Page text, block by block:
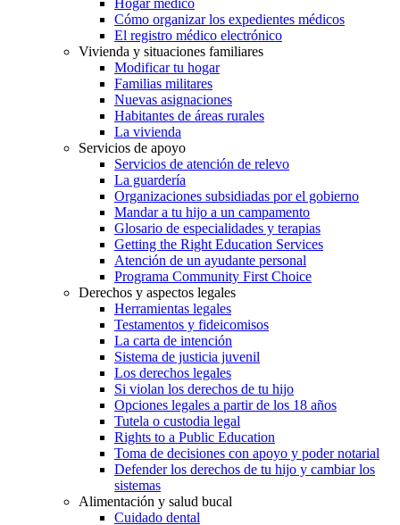
Cómo organizar los expedientes médicos
El registro médico electrónico
Vivienda y situaciones familiares
Modificar tu hogar
Familias militares
Nuevas asignaciones
Habitantes de áreas rurales
La vivienda
Servicios de apoyo
Servicios de atención de relevo
La guardería
Organizaciones subsidiadas por el gobierno
Mandar a tu hijo a un campamento
Glosario de especialidades y terapias
Getting the Right Education Services
Atención de un ayudante personal
Programa Community First Choice
Derechos y aspectos legales
Herramientas legales
Testamentos y fideicomisos
La carta de intención
Sistema de justicia juvenil
Los derechos legales
Si violan los derechos de tu hijo
Opciones legales a partir de los 18 años
Tutela o custodia legal
Rights to a Public Education
Toma de decisiones con apoyo y poder notarial
Defender los derechos de tu hijo y cambiar los
sistemas
Alimentación y salud bucal
Cuidado dental